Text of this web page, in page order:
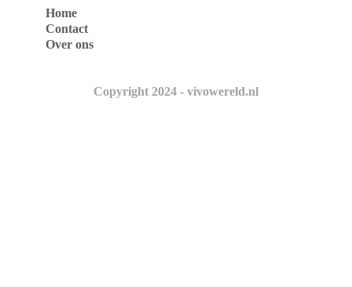
Home
Contact
Over ons
Copyright 2024 - vivowereld.nl